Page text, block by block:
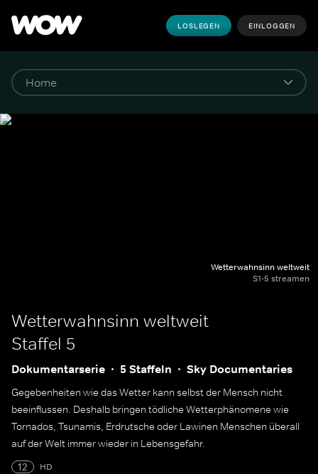
LOSLEGEN EINLOGGEN
Wetterwahnsinn weltweit
S1-5 streamen
Wetterwahnsinn weltweit
Staffel 5
Dokumentarserie 5 Staffeln Sky Documentaries
Gegebenheiten wie das Wetter kann selbst der Mensch nicht
beeinflussen. Deshalb bringen tödliche Wetterphänomene wie
Tornados, Tsunamis, Erdrutsche oder Lawinen Menschen überall
auf der Welt immer wieder in Lebensgefahr.
12
HD